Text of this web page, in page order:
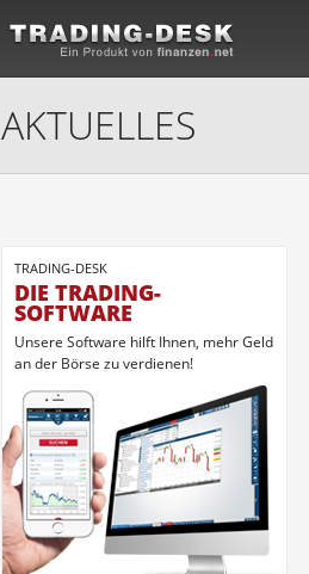
AKTUELLES
TRADING-DESK
DIE TRADING-
SOFTWARE
Unsere Software hilft Ihnen, mehr Geld
an der Börse zu verdienen!